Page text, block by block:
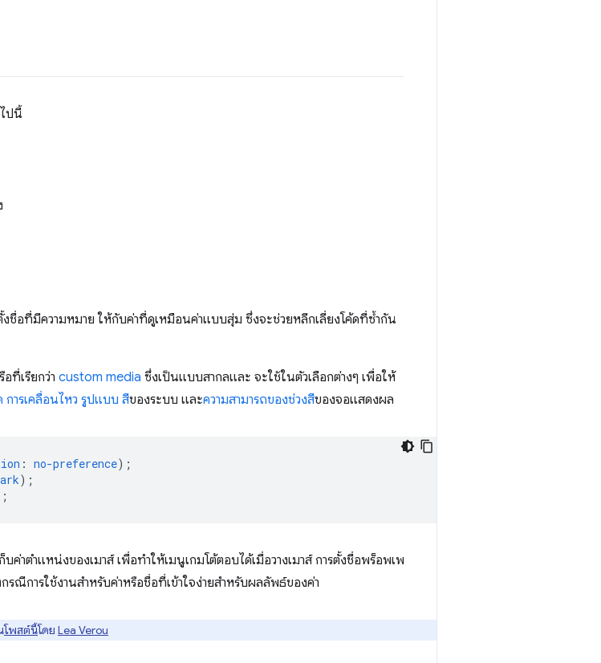
ปนี้
ชื่อที่มีความหมาย ให้กับค่าที่ดูเหมือนค่าแบบสุ่ม ซึ่งจะช่วยหลีกเลี่ยงโค้ดที่ซ้ำกัน
ที่เรียกว่า custom media ซึ่งเป็นแบบสากลและ จะใช้ในตัวเลือกต่างๆ เพื่อให้
การเคลื่อนไหว รูปแบบ สีของระบบ และความสามารถของช่วงสีของจอแสดงผล
: no-preference) ;
) ;
;
าตำแหน่งของเมาส์ เพื่อทำให้เมนูเกมโต้ตอบได้เมื่อวางเมาส์ การตั้งชื่อพร็อพเพ
ณีการใช้งานสำหรับค่าหรือชื่อที่เข้าใจง่ายสำหรับผลลัพธ์ของค่า
โพสต์นี้โดย Lea Verou